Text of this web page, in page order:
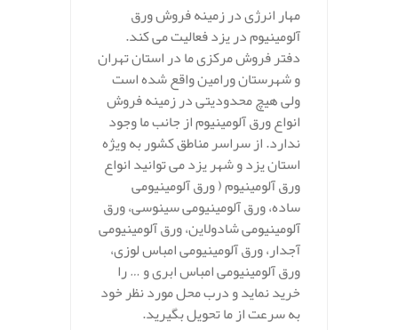
مهار انرژی در زمینه فروش ورق
آلومینیوم در یزد فعالیت می کند.
دفتر فروش مرکزی ما در استان تهران
و شهرستان ورامین واقع شده است
ولی هیچ محدودیتی در زمینه فروش
انواع ورق آلومینیوم از جانب ما وجود
ندارد. از سراسر مناطق کشور به ویژه
استان یزد و شهر یزد می توانید انواع
ورق آلومینیوم ( ورق آلومینیومی
ساده، ورق آلومینیومی سینوسی، ورق
آلومینیومی شادولاین، ورق آلومینیومی
آجدار، ورق آلومینیومی امباس لوزی،
ورق آلومینیومی امباس ابری و … را
خرید نماید و درب محل مورد نظر خود
به سرعت از ما تحویل بگیرید.